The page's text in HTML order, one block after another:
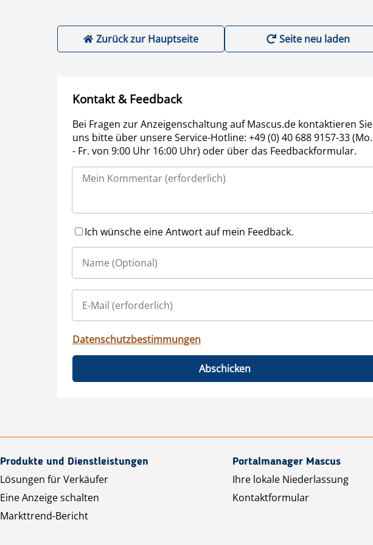
Zurück zur Hauptseite Seite neu laden
Kontakt & Feedback
Bei Fragen zur Anzeigenschaltung auf Mascus.de kontaktieren Sie
uns bitte über unsere Service-Hotline: +49 (0) 40 688 9157-33 (Mo.
- Fr. von 9:00 Uhr 16:00 Uhr) oder über das Feedbackformular.
Ich wünsche eine Antwort auf mein Feedback.
Datenschutzbestimmungen
Abschicken
Produkte und Dienstleistungen
Lösungen für Verkäufer
Eine Anzeige schalten
Markttrend-Bericht
Portalmanager Mascus
Ihre lokale Niederlassung
Kontaktformular